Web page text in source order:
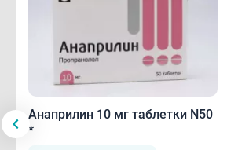
Анаприлин 10 мг таблетки N50
*